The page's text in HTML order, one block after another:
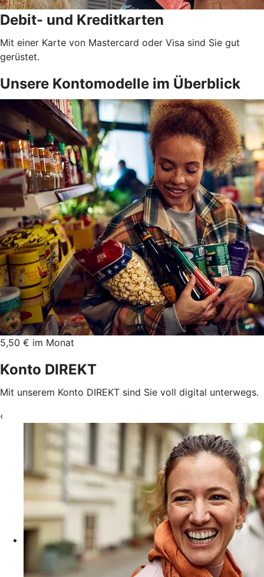
Debit- und Kreditkarten
Mit einer Karte von Mastercard oder Visa sind Sie gut
gerüstet.
Unsere Kontomodelle im Überblick
5,50 € im Monat
Konto DIREKT
Mit unserem Konto DIREKT sind Sie voll digital unterwegs.
‹